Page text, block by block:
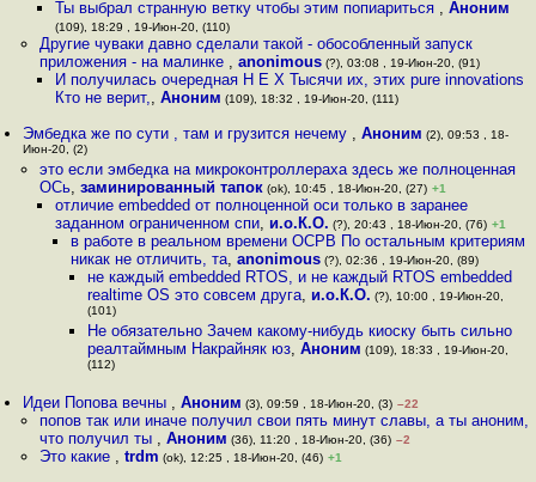
Ты выбрал странную ветку чтобы этим попиариться , Аноним
(109), 18:29 , 19-Июн-20, (110)
Другие чуваки давно сделали такой - обособленный запуск
приложения - на малинке , anonimous(?), 03:08 , 19-Июн-20, (91)
И получилась очередная Н Е Х Тысячи их, этих pure innovations
Кто не верит,, Аноним (109), 18:32 , 19-Июн-20, (111)
Эмбедка же по сути , там и грузится нечему ,Аноним (2), 09:53 , 18-
Июн-20, (2)
это если эмбедка на микроконтроллераха здесь же полноценная
ОСь, заминированный тапок(ok), 10:45 , 18-Июн-20, (27) +1
отличие embedded от полноценной оси только в заранее
заданном ограниченном спи, и.о.К.О. (?), 20:43 , 18-Июн-20, (76) +1
в работе в реальном времени ОСРВ По остальным критериям
никак не отличить, та,anonimous (?), 02:36 , 19-Июн-20, (89)
не каждый embedded RTOS, и не каждый RTOS embedded
realtime OS это совсем друга, и.о.К.О. (?), 10:00 , 19-Июн-20,
(101)
Не обязательно Зачем какому-нибудь киоску быть сильно
реалтаймным Накрайняк юз, Аноним (109), 18:33 , 19-Июн-20,
(112)
Идеи Попова вечны ,Аноним (3), 09:59 , 18-Июн-20, (3) –22
попов так или иначе получил свои пять минут славы, а ты аноним,
что получил ты , Аноним (36), 11:20 , 18-Июн-20, (36) –2
Это какие , trdm (ok), 12:25 , 18-Июн-20, (46) +1